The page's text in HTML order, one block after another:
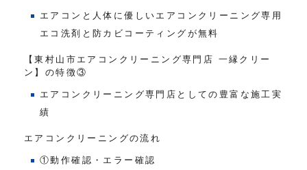
エアコンと人体に優しいエアコンクリーニング専用
エコ洗剤と防カビコーティングが無料
【東村山市エアコンクリーニング専門店 一縁クリー
ン】の特徴③
エアコンクリーニング専門店としての豊富な施工実
績
エアコンクリーニングの流れ
①動作確認・エラー確認